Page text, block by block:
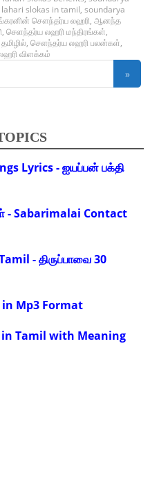
slokas in tamil,soundarya
சௌந்தர்ய லஹரி,ஆனந்த
,செளந்தர்ய லஹரி மந்திரங்கள்,
,சௌந்தர்ய லஹரி பலன்கள்,
விளக்கம்
Lyrics - ஐயப்பன் பக்தி
- Sabarimalai Contact
- திருப்பாவை 30
Mp3 Format
Tamil with Meaning